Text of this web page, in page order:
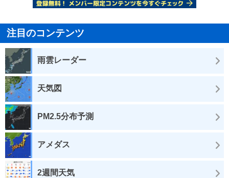
注目のコンテンツ
雨雲レーダー
天気図
PM2.5分布予測
アメダス
2週間天気